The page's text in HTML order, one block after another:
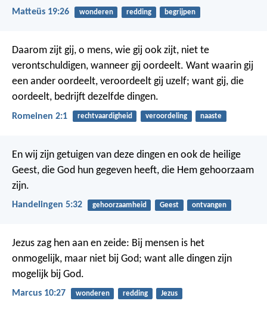
Matteüs 19:26 wonderen redding begrijpen
Daarom zijt gij, o mens, wie gij ook zijt, niet te
verontschuldigen, wanneer gij oordeelt. Want waarin gij
een ander oordeelt, veroordeelt gij uzelf; want gij, die
oordeelt, bedrijft dezelfde dingen.
Romeinen 2:1 rechtvaardigheid veroordeling naaste
En wij zijn getuigen van deze dingen en ook de heilige
Geest, die God hun gegeven heeft, die Hem gehoorzaam
zijn.
Handelingen 5:32 gehoorzaamheid Geest ontvangen
Jezus zag hen aan en zeide: Bij mensen is het
onmogelijk, maar niet bij God; want alle dingen zijn
mogelijk bij God.
Marcus 10:27 wonderen redding Jezus